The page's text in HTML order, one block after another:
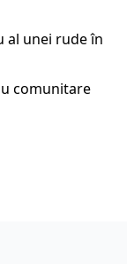
al unei rude în
comunitare